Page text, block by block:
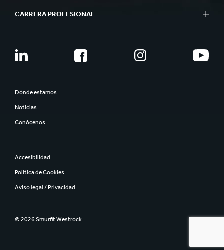
CARRERA PROFESIONAL
Dónde estamos
Noticias
Conócenos
Accesibilidad
Política de Cookies
Aviso legal / Privacidad
© 2026 Smurfit Westrock